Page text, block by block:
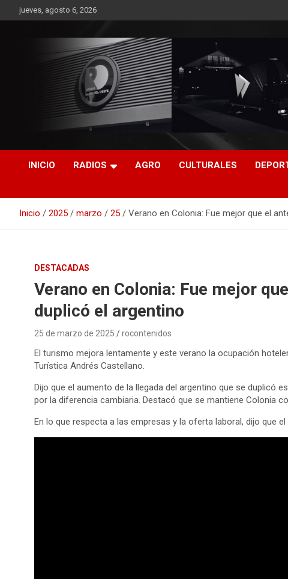
Saltar
al
jueves, agosto 6, 2026
RO CONTENIDOS
INICIO RADIOS AGRO CULTURALES
Inicio 2025 marzo 25 Verano en Colonia: Fue mejor que el
DESTACADAS
Verano en Colonia: Fue mejor
duplicó el argentino
25 de marzo de 2025 rocontenidos
El turismo mejora lentamente y este verano la ocupación
Turística Andrés Castellano.
Dijo que el aumento de la llegada del argentino que se duplicó
por la diferencia cambiaria. Destacó que se mantiene Colonia
En lo que respecta a las empresas y la oferta laboral, dijo que